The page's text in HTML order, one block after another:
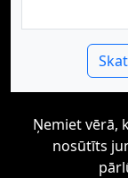
Ņemiet vērā,
nosūtīts